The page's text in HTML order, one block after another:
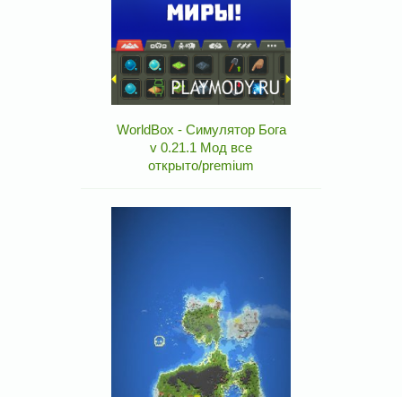
WorldBox - Симулятор Бога
v 0.21.1 Мод все
открыто/premium